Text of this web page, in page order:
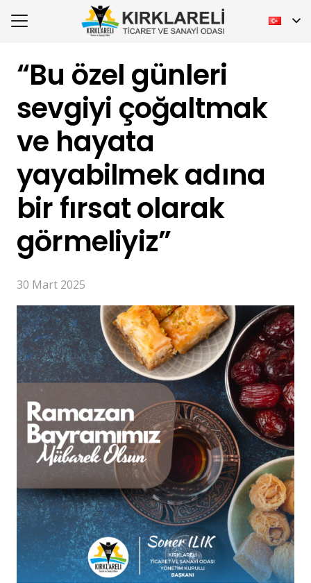
“Bu özel günleri
sevgiyi çoğaltmak
ve hayata
yayabilmek adına
bir fırsat olarak
görmeliyiz”
30 Mart 2025